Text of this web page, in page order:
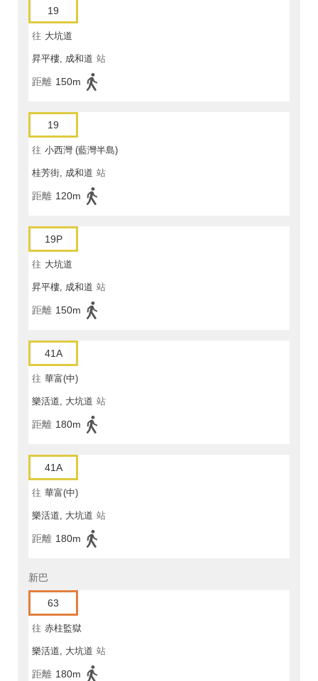
19
往 大坑道
昇平樓, 成和道 站
距離 150m
19
往 小西灣 (藍灣半島)
桂芳街, 成和道 站
距離 120m
19P
往 大坑道
昇平樓, 成和道 站
距離 150m
41A
往 華富(中)
樂活道, 大坑道 站
距離 180m
41A
往 華富(中)
樂活道, 大坑道 站
距離 180m
新巴
63
往 赤柱監獄
樂活道, 大坑道 站
距離 180m